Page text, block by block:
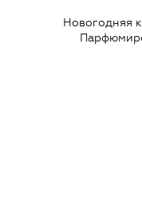
Новогодняя